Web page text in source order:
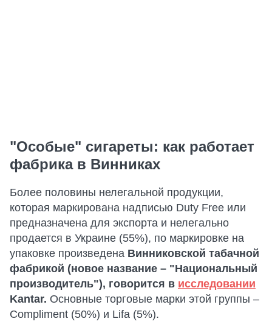
"Особые" сигареты: как работает
фабрика в Винниках
Более половины нелегальной продукции,
которая маркирована надписью Duty Free или
предназначена для экспорта и нелегально
продается в Украине (55%), по маркировке на
упаковке произведена Винниковской табачной
фабрикой (новое название – "Национальный
производитель"), говорится в исследовании
Kantar. Основные торговые марки этой группы –
Compliment (50%) и Lifa (5%).